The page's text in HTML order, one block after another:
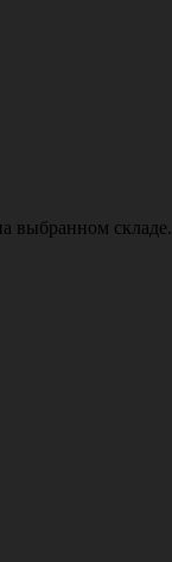
выбранном складе.